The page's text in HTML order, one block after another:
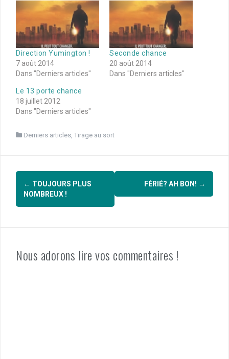
Direction Yumington !
7 août 2014
Dans "Derniers articles"
Seconde chance
20 août 2014
Dans "Derniers articles"
Le 13 porte chance
18 juillet 2012
Dans "Derniers articles"
Derniers articles Tirage au sort
Navigation
d'article
← TOUJOURS PLUS
NOMBREUX !
FÉRIÉ? AH BON! →
Nous adorons lire vos commentaires !